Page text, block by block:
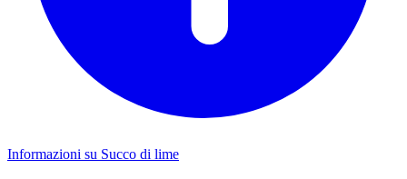
Informazioni su Succo di lime